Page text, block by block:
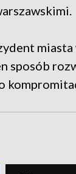
sposób